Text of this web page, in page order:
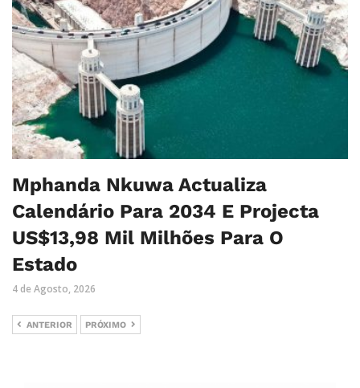
Mphanda Nkuwa Actualiza
Calendário Para 2034 E Projecta
US$13,98 Mil Milhões Para O
Estado
4 de Agosto, 2026
ANTERIOR PRÓXIMO